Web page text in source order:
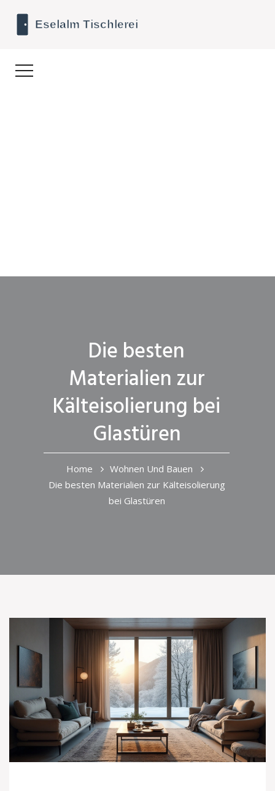
Die besten
Materialien zur
Kälteisolierung bei
Glastüren
Home
Wohnen Und Bauen
Die besten Materialien zur Kälteisolierung
bei Glastüren